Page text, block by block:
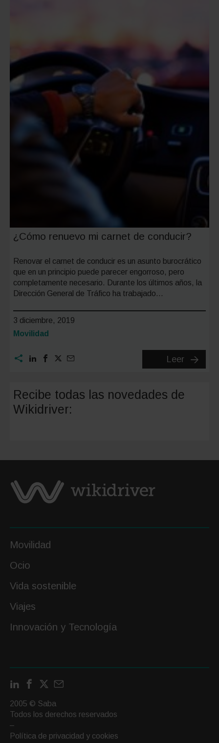
para
¿Cómo renuevo mi carnet de conducir?
Renovar el carnet de conducir es un asunto burocrático
que en un principio puede parecer engorroso, pero
completamente necesario. Durante los últimos años, la
Dirección General de Tráfico ha trabajado…
3 diciembre, 2019
Categoría:
Movilidad
Leer
¿Cómo
Recibe todas las novedades de
Wikidriver:
Movilidad
Ocio
Vida sostenible
Viajes
Innovación y Tecnología
LinkedIn
FacebookContactar
email
2005 © Saba
Todos los derechos reservados
–
Política de privacidad y cookies